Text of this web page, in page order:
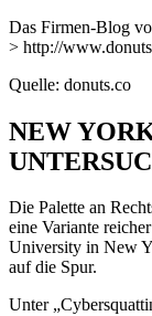
Das Firmen-Blog
> http://
Quelle: donuts.co
NEW
Die Palette an
eine Variante
University in New
auf die Spur.
Unter